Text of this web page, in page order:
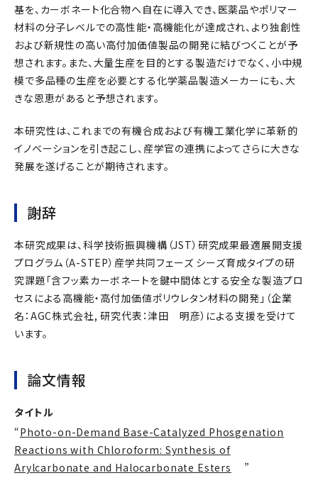
基を、カーボネート化合物へ自在に導入でき、医薬品やポリマー
材料の分子レベルでの高性能・高機能化が達成され、より独創性
および新規性の高い高付加価値製品の開発に結びつくことが予
想されます。また、大量生産を目的とする製造だけでなく、小中規
模で多品種の生産を必要とする化学薬品製造メーカーにも、大
きな恩恵があると予想されます。
本研究性は、これまでの有機合成および有機工業化学に革新的
イノベーションを引き起こし、産学官の連携によってさらに大きな
発展を遂げることが期待されます。
謝辞
本研究成果は、科学技術振興機構（JST）研究成果最適展開支援
プログラム（A-STEP）産学共同フェーズ シーズ育成タイプの研
究課題「含フッ素カーボネートを鍵中間体とする安全な製造プロ
セスによる高機能・高付加価値ポリウレタン材料の開発」（企業
名：AGC株式会社, 研究代表：津田 明彦）による支援を受けて
います。
論文情報
タイトル
“Photo-on-Demand Base-Catalyzed Phosgenation
Reactions with Chloroform: Synthesis of
Arylcarbonate and Halocarbonate Esters
”